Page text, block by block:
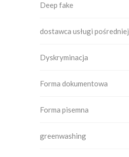
Deep fake
dostawca usługi pośredniej
Dyskryminacja
Forma dokumentowa
Forma pisemna
greenwashing